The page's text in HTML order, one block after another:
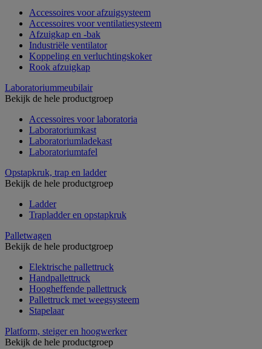
Accessoires voor afzuigsysteem
Accessoires voor ventilatiesysteem
Afzuigkap en -bak
Industriële ventilator
Koppeling en verluchtingskoker
Rook afzuigkap
Laboratoriummeubilair
Bekijk de hele productgroep
Accessoires voor laboratoria
Laboratoriumkast
Laboratoriumladekast
Laboratoriumtafel
Opstapkruk, trap en ladder
Bekijk de hele productgroep
Ladder
Trapladder en opstapkruk
Palletwagen
Bekijk de hele productgroep
Elektrische pallettruck
Handpallettruck
Hoogheffende pallettruck
Pallettruck met weegsysteem
Stapelaar
Platform, steiger en hoogwerker
Bekijk de hele productgroep